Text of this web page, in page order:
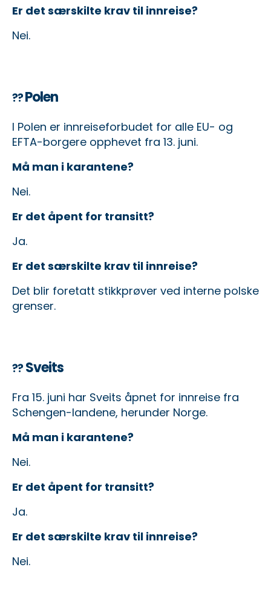
Er det særskilte krav til innreise?
Nei.
??Polen
I Polen er innreiseforbudet for alle EU- og
EFTA-borgere opphevet fra 13. juni.
Må man i karantene?
Nei.
Er det åpent for transitt?
Ja.
Er det særskilte krav til innreise?
Det blir foretatt stikkprøver ved interne polske
grenser.
??Sveits
Fra 15. juni har Sveits åpnet for innreise fra
Schengen-landene, herunder Norge.
Må man i karantene?
Nei.
Er det åpent for transitt?
Ja.
Er det særskilte krav til innreise?
Nei.